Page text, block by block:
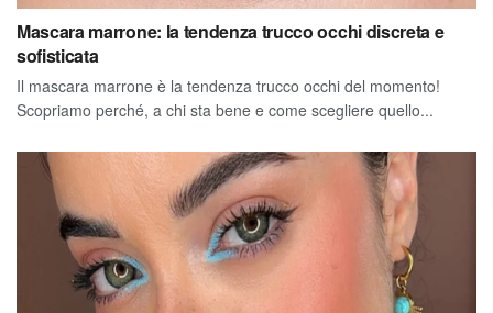
Mascara marrone: la tendenza trucco occhi discreta e
sofisticata
Il mascara marrone è la tendenza trucco occhi del momento!
Scopriamo perché, a chi sta bene e come scegliere quello...